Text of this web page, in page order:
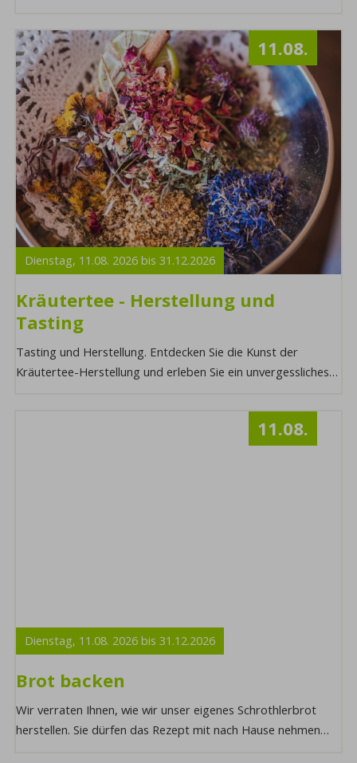
Dienstag, 11.08. 2026 bis31.12.2026
11.08.
Kräutertee - Herstellung und
Tasting
Tasting und Herstellung. Entdecken Sie die Kunst der
Kräutertee-Herstellung und erleben Sie ein unvergessliches
Dienstag, 11.08. 2026 bis31.12.2026
11.08.
Brot backen
Wir verraten Ihnen, wie wir unser eigenes Schrothlerbrot
herstellen. Sie dürfen das Rezept mit nach Hause nehmen